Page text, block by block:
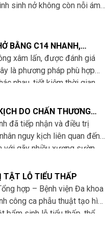
sinh nở không còn nỗi ám
(PCEA – epidural
rãi tại các quốc gia phát
BẰNG C14 NHANH,
xâm lấn, được đánh giá
là phương pháp phù hợp
nhau, tiết kiệm thời gian,
DO CHẤN THƯƠNG
đã tiếp nhận và điều trị
nguy kịch liên quan đến
gãy nhiều xương sườn,
hấp cấp, máu đông
TẬT LỖ TIỂU THẤP
hợp – Bệnh viện Đa khoa
công ca phẫu thuật tạo hình
bẩm sinh lỗ tiểu thấp, thể